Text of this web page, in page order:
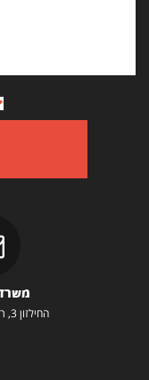
החילזון 3, רמת גן 5252267